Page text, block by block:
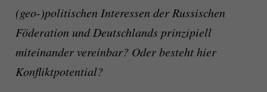
(geo-)politischen Interessen der Russischen
Föderation und Deutschlands prinzipiell
miteinander vereinbar? Oder besteht hier
Konfliktpotential?